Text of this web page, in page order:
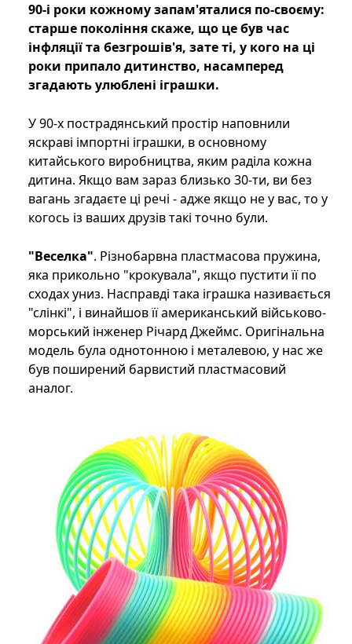
90-і роки кожному запам'яталися по-своєму:
старше покоління скаже, що це був час
інфляції та безгрошів'я, зате ті, у кого на ці
роки припало дитинство, насамперед
згадають улюблені іграшки.
У 90-х пострадянський простір наповнили
яскраві імпортні іграшки, в основному
китайського виробництва, яким раділа кожна
дитина. Якщо вам зараз близько 30-ти, ви без
вагань згадаєте ці речі - адже якщо не у вас, то у
когось із ваших друзів такі точно були.
"Веселка". Різнобарвна пластмасова пружина,
яка прикольно "крокувала", якщо пустити її по
сходах униз. Насправді така іграшка називається
"слінкі", і винайшов її американський військово-
морський інженер Річард Джеймс. Оригінальна
модель була однотонною і металевою, у нас же
був поширений барвистий пластмасовий
аналог.